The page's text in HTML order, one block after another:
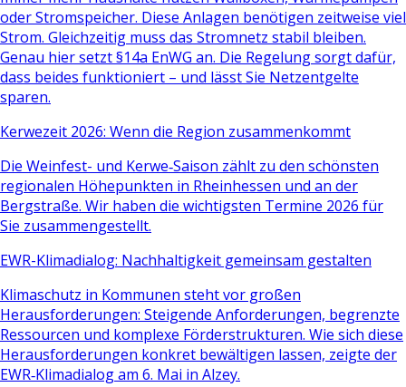
oder Stromspeicher. Diese Anlagen benötigen zeitweise viel
Strom. Gleichzeitig muss das Stromnetz stabil bleiben.
Genau hier setzt §14a EnWG an. Die Regelung sorgt dafür,
dass beides funktioniert – und lässt Sie Netzentgelte
sparen.
Kerwezeit 2026: Wenn die Region zusammenkommt
Die Weinfest- und Kerwe‑Saison zählt zu den schönsten
regionalen Höhepunkten in Rheinhessen und an der
Bergstraße. Wir haben die wichtigsten Termine 2026 für
Sie zusammengestellt.
EWR-Klimadialog: Nachhaltigkeit gemeinsam gestalten
Klimaschutz in Kommunen steht vor großen
Herausforderungen: Steigende Anforderungen, begrenzte
Ressourcen und komplexe Förderstrukturen. Wie sich diese
Herausforderungen konkret bewältigen lassen, zeigte der
EWR‑Klimadialog am 6. Mai in Alzey.